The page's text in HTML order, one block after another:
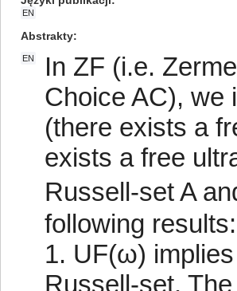
EN
Abstrakty
EN
In ZF (i.e.
Choice AC), we
(there exists a
exists a free
Russell-set A
following results:
1. UF(ω)
Russell-set.